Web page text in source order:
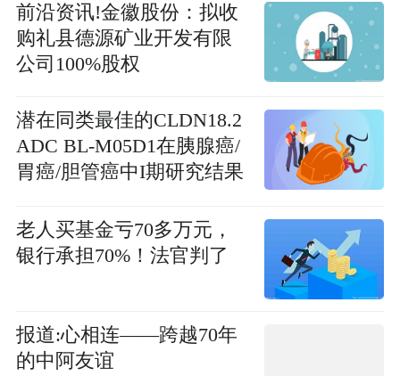
前沿资讯!金徽股份：拟收
购礼县德源矿业开发有限
公司100%股权
潜在同类最佳的CLDN18.2
ADC BL-M05D1在胰腺癌/
胃癌/胆管癌中I期研究结果
老人买基金亏70多万元，
银行承担70%！法官判了
报道:心相连——跨越70年
的中阿友谊